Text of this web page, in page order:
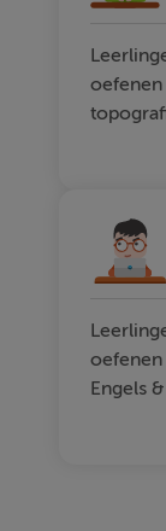
oefenen
oefenen
Engels